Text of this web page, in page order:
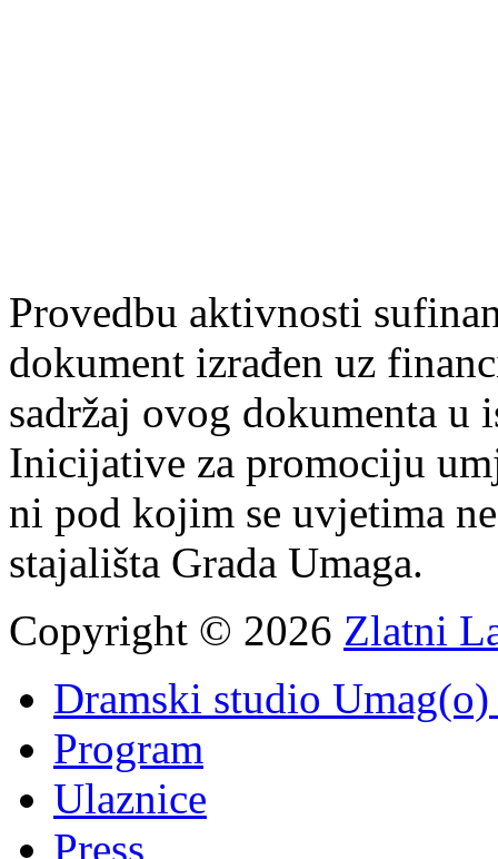
Provedbu aktivnosti
dokument izrađen uz
sadržaj ovog dokumenta
Inicijative za promociju
ni pod kojim se uvjetima
stajališta Grada Umaga.
Copyright © 2026 Zlatni
Dramski studio
Program
Ulaznice
Press